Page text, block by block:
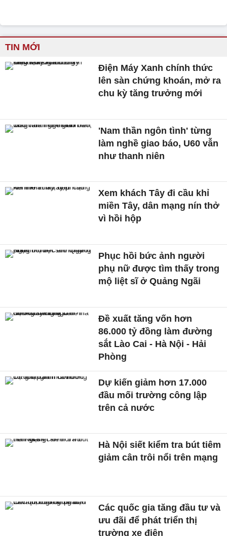
TIN MỚI
Điện Máy Xanh chính thức
lên sàn chứng khoán, mở ra
chu kỳ tăng trưởng mới
'Nam thần ngôn tình' từng
làm nghề giao báo, U60 vẫn
như thanh niên
Xem khách Tây đi cầu khỉ
miền Tây, dân mạng nín thở
vì hồi hộp
Phục hồi bức ảnh người
phụ nữ được tìm thấy trong
mộ liệt sĩ ở Quảng Ngãi
Đề xuất tăng vốn hơn
86.000 tỷ đồng làm đường
sắt Lào Cai - Hà Nội - Hải
Phòng
Dự kiến giảm hơn 17.000
đầu mối trường công lập
trên cả nước
Hà Nội siết kiểm tra bút tiêm
giảm cân trôi nổi trên mạng
Các quốc gia tăng đầu tư và
ưu đãi để phát triển thị
trường xe điện